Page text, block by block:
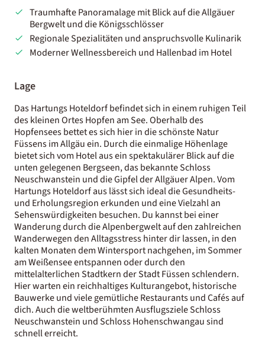
Traumhafte Panoramalage mit Blick auf die Allgäuer
Bergwelt und die Königsschlösser
Regionale Spezialitäten und anspruchsvolle Kulinarik
Moderner Wellnessbereich und Hallenbad im Hotel
Lage
Das Hartungs Hoteldorf befindet sich in einem ruhigen Teil
des kleinen Ortes Hopfen am See. Oberhalb des
Hopfensees bettet es sich hier in die schönste Natur
Füssens im Allgäu ein. Durch die einmalige Höhenlage
bietet sich vom Hotel aus ein spektakulärer Blick auf die
unten gelegenen Bergseen, das bekannte Schloss
Neuschwanstein und die Gipfel der Allgäuer Alpen. Vom
Hartungs Hoteldorf aus lässt sich ideal die Gesundheits-
und Erholungsregion erkunden und eine Vielzahl an
Sehenswürdigkeiten besuchen. Du kannst bei einer
Wanderung durch die Alpenbergwelt auf den zahlreichen
Wanderwegen den Alltagsstress hinter dir lassen, in den
kalten Monaten dem Wintersport nachgehen, im Sommer
am Weißensee entspannen oder durch den
mittelalterlichen Stadtkern der Stadt Füssen schlendern.
Hier warten ein reichhaltiges Kulturangebot, historische
Bauwerke und viele gemütliche Restaurants und Cafés auf
dich. Auch die weltberühmten Ausflugsziele Schloss
Neuschwanstein und Schloss Hohenschwangau sind
schnell erreicht.